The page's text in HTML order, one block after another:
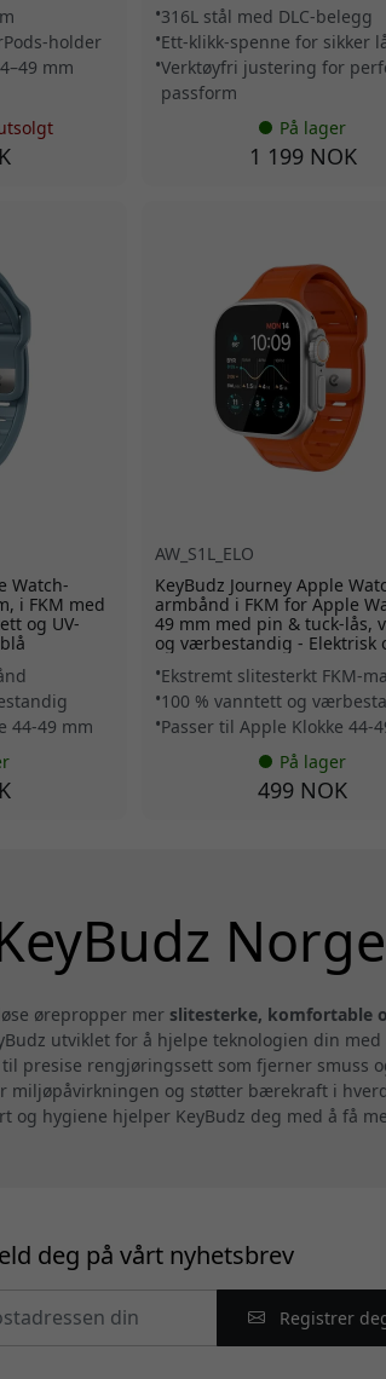
holder
mm
316L stål med DLC-belegg
Ett-klikk-spenne for sikker
Verktøyfri justering for
passform
På lager
1 199 NOK
Watch-
i FKM med
og UV-
44-49 mm
AW_S1L_ELO
KeyBudz Journey Apple
armbånd i FKM for Apple
49 mm med pin & tuck-lås,
og værbestandig - Elektrisk
Ekstremt slitesterkt FKM-
100 % vanntett og
Passer til Apple Klokke 44-
På lager
499 NOK
Norge
ørepropper mer slitesterke, komfortable
utviklet for å hjelpe teknologien din med
presise rengjøringssett som fjerner smuss
miljøpåvirkningen og støtter bærekraft i
og hygiene hjelper KeyBudz deg med å få
deg på vårt nyhetsbrev
Registrer